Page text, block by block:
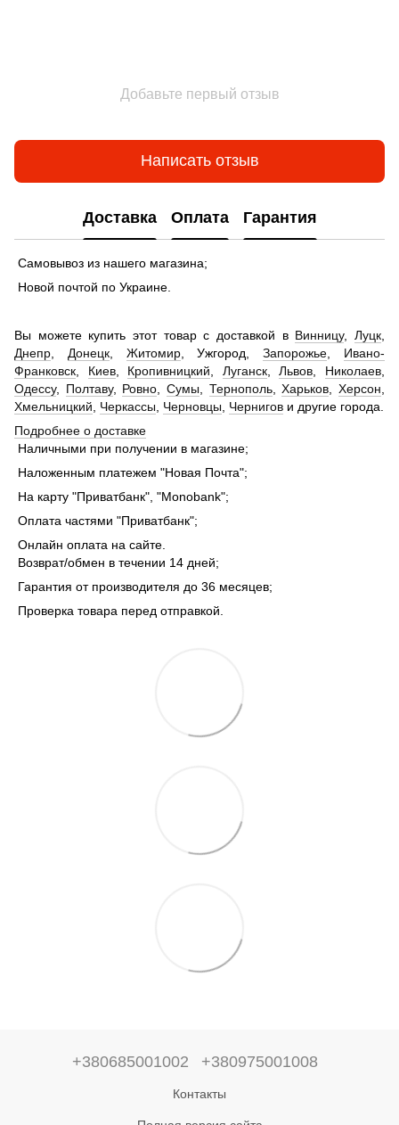
Добавьте первый отзыв
Написать отзыв
Доставка Оплата Гарантия
Самовывоз из нашего магазина;
Новой почтой по Украине.
Вы можете купить этот товар с доставкой в Винницу,Луцк
Днепр
Донецк, Житомир, Ужгород,Запорожье
Ивано-
Франковск
Киев, Кропивницкий Луганск,Львов Николаев
Одессу, Полтаву, Ровно ,Сумы Тернополь,Харьков ,Херсон
Хмельницкий
Черкассы Черновцы Чернигов и другие города.
Подробнее о доставке
Наличными при получении в магазине;
Наложенным платежем "Новая Почта";
На карту "Приватбанк", "Monobank";
Оплата частями "Приватбанк";
Онлайн оплата на сайте.
Возврат/обмен в течении 14 дней;
Гарантия от производителя до 36 месяцев;
Проверка товара перед отправкой.
+380685001002 +380975001008
Контакты